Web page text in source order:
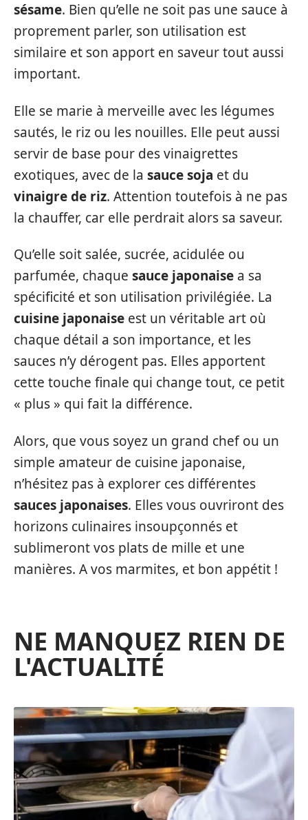
sésame. Bien qu’elle ne soit pas une sauce à
proprement parler, son utilisation est
similaire et son apport en saveur tout aussi
important.
Elle se marie à merveille avec les légumes
sautés, le riz ou les nouilles. Elle peut aussi
servir de base pour des vinaigrettes
exotiques, avec de la sauce soja et du
vinaigre de riz. Attention toutefois à ne pas
la chauffer, car elle perdrait alors sa saveur.
Qu’elle soit salée, sucrée, acidulée ou
parfumée, chaque sauce japonaise a sa
spécificité et son utilisation privilégiée. La
cuisine japonaise est un véritable art où
chaque détail a son importance, et les
sauces n’y dérogent pas. Elles apportent
cette touche finale qui change tout, ce petit
« plus » qui fait la différence.
Alors, que vous soyez un grand chef ou un
simple amateur de cuisine japonaise,
n’hésitez pas à explorer ces différentes
sauces japonaises. Elles vous ouvriront des
horizons culinaires insoupçonnés et
sublimeront vos plats de mille et une
manières. A vos marmites, et bon appétit !
NE MANQUEZ RIEN DE
L'ACTUALITÉ